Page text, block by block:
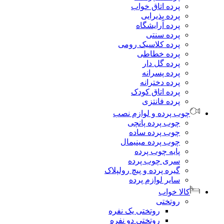
پرده اتاق خواب
پرده پذیرایی
پرده آرایشگاه
پرده سنتی
پرده کلاسیک رومی
پرده خطاطی
پرده گل دار
پرده پسرانه
پرده دخترانه
پرده اتاق کودک
پرده فانتزی
پرده و لوازم نصب
چوب پرده پانچی
چوب پرده ساده
چوب پرده مینیمال
پایه چوب پرده
سری چوب پرده
گیره پرده و پیچ رولپلاک
سایر لوازم پرده
خواب
روتختی یک نفره
روتختی دو نفره